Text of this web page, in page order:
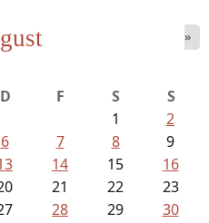
»
D F S
S
1
2
6 7 8
9
14 15
16
21 22
23
28 29
30